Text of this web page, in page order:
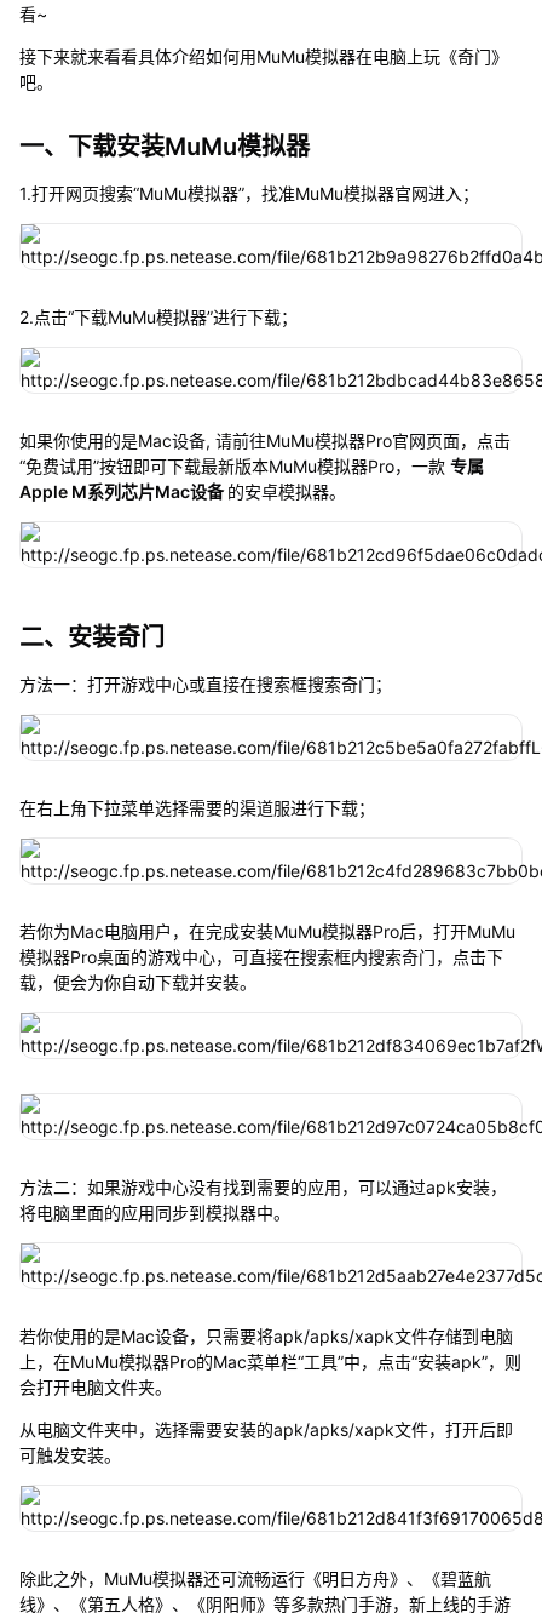
看~
接下来就来看看具体介绍如何用MuMu模拟器在电脑上玩《奇门》
吧。
一、下载安装MuMu模拟器
1.打开网页搜索“MuMu模拟器”，找准MuMu模拟器官网进入；
2.点击“下载MuMu模拟器”进行下载；
如果你使用的是Mac设备, 请前往MuMu模拟器Pro官网页面，点击
“免费试用”按钮即可下载最新版本MuMu模拟器Pro，一款 专属
Apple M系列芯片Mac设备的安卓模拟器。
二、安装奇门
方法一：打开游戏中心或直接在搜索框搜索奇门；
在右上角下拉菜单选择需要的渠道服进行下载；
若你为Mac电脑用户，在完成安装MuMu模拟器Pro后，打开MuMu
模拟器Pro桌面的游戏中心，可直接在搜索框内搜索奇门，点击下
载，便会为你自动下载并安装。
方法二：如果游戏中心没有找到需要的应用，可以通过apk安装，
将电脑里面的应用同步到模拟器中。
若你使用的是Mac设备，只需要将apk/apks/xapk文件存储到电脑
上，在MuMu模拟器Pro的Mac菜单栏“工具”中，点击“安装apk”，则
会打开电脑文件夹。
从电脑文件夹中，选择需要安装的apk/apks/xapk文件，打开后即
可触发安装。
除此之外，MuMu模拟器还可流畅运行《明日方舟》、《碧蓝航
线》、《第五人格》、《阴阳师》等多款热门手游，新上线的手游